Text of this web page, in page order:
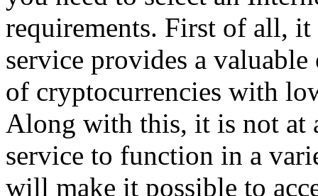
requirements. First of all,
service provides a
of cryptocurrencies with
Along with this, it is not at
service to function in a
will make it possible to